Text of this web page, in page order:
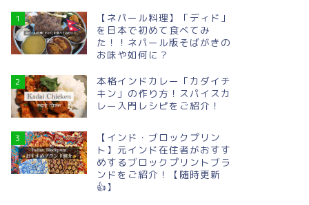
1
【ネパール料理】「ディド」
を日本で初めて食べてみ
た！！ネパール版そばがきの
お味や如何に？
2
本格インドカレー「カダイチ
キン」の作り方！スパイスカ
レー入門レシピをご紹介！
3
【インド・ブロックプリン
ト】元インド在住者がおすす
めするブロックプリントブラ
ンドをご紹介！【随時更新
👍】